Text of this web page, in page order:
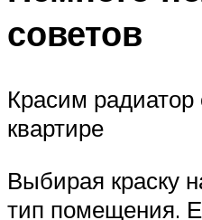
советов
Красим радиатор
квартире
Выбирая краску
тип помещения.